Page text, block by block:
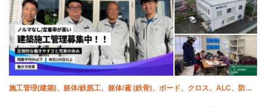
施工管理(建築)、躯体/鉄筋工、躯体/鳶 (鉄骨)、ボード、クロス、ALC、防